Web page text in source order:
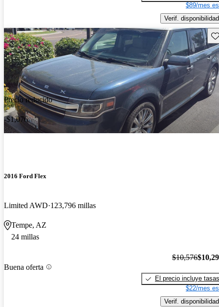
$89/mes
Verif. disponibilidad
Precio reducido
-$1,076
2016 Ford Flex
Limited AWD 123,796 millas
Tempe, AZ
24 millas
Buena oferta
$10,576
El precio incluye tasas
$22/mes
Verif. disponibilidad